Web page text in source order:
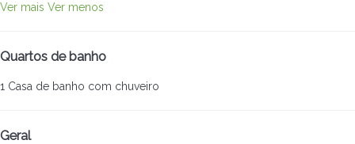
Ver mais Ver menos
Quartos de banho
1 Casa de banho com chuveiro
Geral